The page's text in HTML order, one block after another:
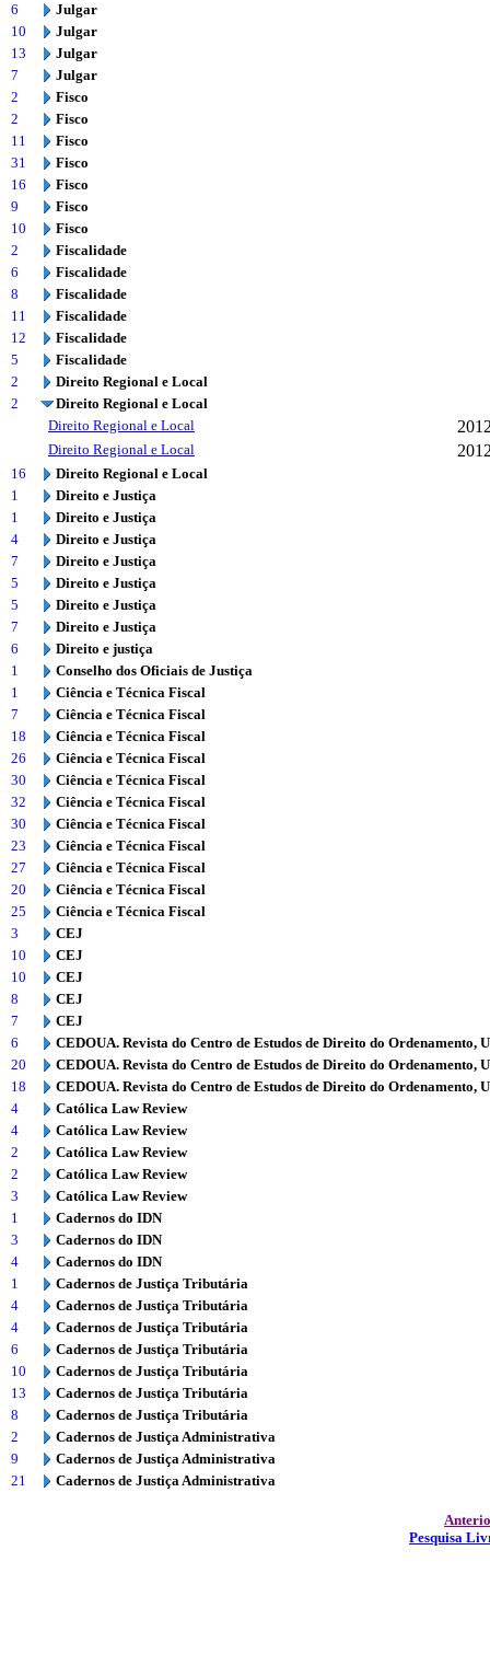
6
Julgar
10
Julgar
13
Julgar
7
Julgar
2
Fisco
2
Fisco
11
Fisco
31
Fisco
16
Fisco
9
Fisco
10
Fisco
2
Fiscalidade
6
Fiscalidade
8
Fiscalidade
11
Fiscalidade
12
Fiscalidade
5
Fiscalidade
2
Direito Regional e Local
2
Direito Regional e Local
Direito Regional e Local
Direito Regional e Local
16
Direito Regional e Local
1
Direito e Justiça
1
Direito e Justiça
4
Direito e Justiça
7
Direito e Justiça
5
Direito e Justiça
5
Direito e Justiça
7
Direito e Justiça
6
Direito e justiça
1
Conselho dos Oficiais de Justiça
1
Ciência e Técnica Fiscal
7
Ciência e Técnica Fiscal
18
Ciência e Técnica Fiscal
26
Ciência e Técnica Fiscal
30
Ciência e Técnica Fiscal
32
Ciência e Técnica Fiscal
30
Ciência e Técnica Fiscal
23
Ciência e Técnica Fiscal
27
Ciência e Técnica Fiscal
20
Ciência e Técnica Fiscal
25
Ciência e Técnica Fiscal
3
CEJ
10
CEJ
10
CEJ
8
CEJ
7
CEJ
6
CEDOUA. Revista do Centro de Estudos de Direito do Ordenamento,
20
CEDOUA. Revista do Centro de Estudos de Direito do Ordenamento,
18
CEDOUA. Revista do Centro de Estudos de Direito do Ordenamento,
4
Católica Law Review
4
Católica Law Review
2
Católica Law Review
2
Católica Law Review
3
Católica Law Review
1
Cadernos do IDN
3
Cadernos do IDN
4
Cadernos do IDN
1
Cadernos de Justiça Tributária
4
Cadernos de Justiça Tributária
4
Cadernos de Justiça Tributária
6
Cadernos de Justiça Tributária
10
Cadernos de Justiça Tributária
13
Cadernos de Justiça Tributária
8
Cadernos de Justiça Tributária
2
Cadernos de Justiça Administrativa
9
Cadernos de Justiça Administrativa
21
Cadernos de Justiça Administrativa
Pesquisa